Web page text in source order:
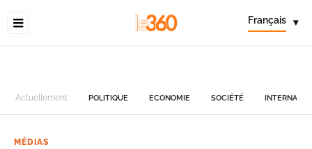
Français ▾
Actuellement POLITIQUE ECONOMIE SOCIÉTÉ
MÉDIAS